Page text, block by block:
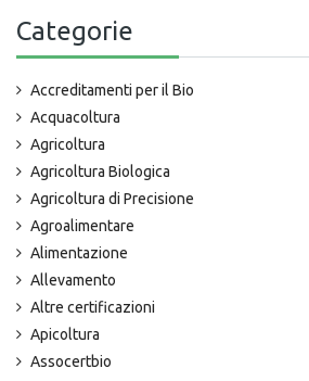
Categorie
Accreditamenti per il Bio
Acquacoltura
Agricoltura
Agricoltura Biologica
Agricoltura di Precisione
Agroalimentare
Alimentazione
Allevamento
Altre certificazioni
Apicoltura
Assocertbio